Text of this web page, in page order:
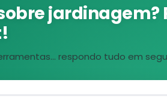
jardinagem?
respondo tudo em